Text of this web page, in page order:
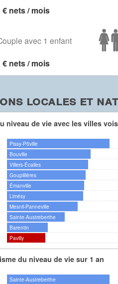
€ nets / mois
avec 1 enfant
€ nets / mois
locales et
niveau de vie avec les villes
Pissy-Pôville
Bouville
Villers-Écalles
Goupillières
Émanville
Limésy
Mesnil-Panneville
Sainte-Austreberthe
Barentin
Pavilly
du niveau de vie sur 1 an
Sainte-Austreberthe